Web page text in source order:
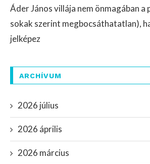
Áder János villája nem önmagában a
sokak szerint megbocsáthatatlan),
jelképez
ARCHÍVUM
2026 július
2026 április
2026 március